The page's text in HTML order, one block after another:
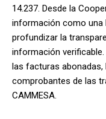
14.237. Desde la
información como una
profundizar la
información
las facturas abonadas,
comprobantes de las
CAMMESA.